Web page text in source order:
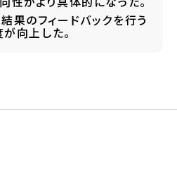
果のフィードバックを行う
向上した。